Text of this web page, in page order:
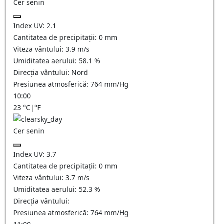
Cer senin
Index UV: 2.1
Cantitatea de precipitații: 0 mm
Viteza vântului: 3.9 m/s
Umiditatea aerului: 58.1 %
Direcția vântului: Nord
Presiunea atmosferică: 764 mm/Hg
10:00
23 °C|°F
Cer senin
Index UV: 3.7
Cantitatea de precipitații: 0 mm
Viteza vântului: 3.7 m/s
Umiditatea aerului: 52.3 %
Direcția vântului:
Presiunea atmosferică: 764 mm/Hg